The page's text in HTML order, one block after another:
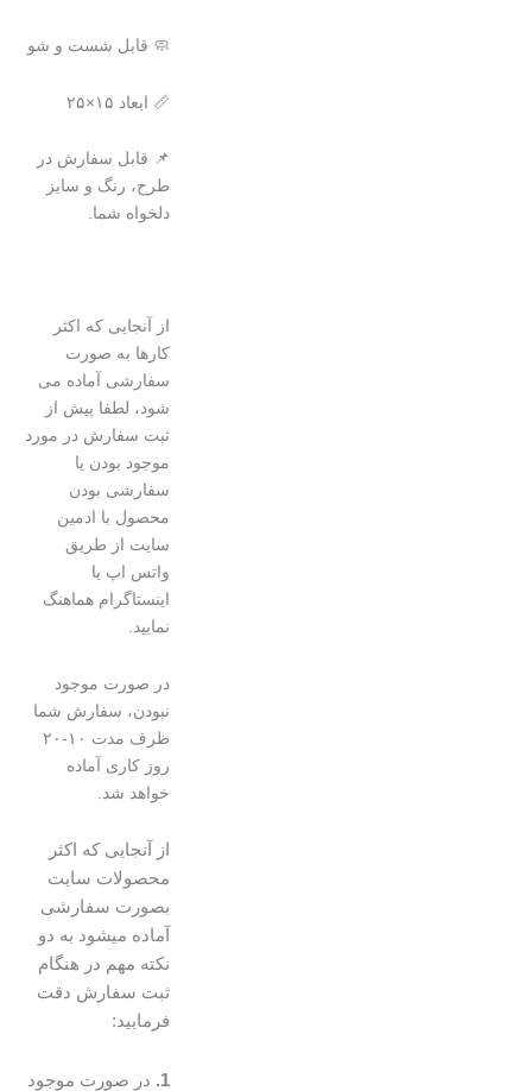
🧼 قابل شست و شو
📏 ابعاد ۱۵×۲۵
📌 قابل سفارش در
طرح، رنگ و سایز
دلخواه شما.
از آنجایی که اکثر
کارها به صورت
سفارشی آماده می
شود، لطفا پیش از
ثبت سفارش در مورد
موجود بودن یا
سفارشی بودن
محصول با ادمین
سایت از طریق
واتس اپ یا
اینستاگرام هماهنگ
نمایید.
در صورت موجود
نبودن، سفارش شما
ظرف مدت ۱۰-۲۰
روز کاری آماده
خواهد شد.
از آنجایی که اکثر
محصولات سایت
بصورت سفارشی
آماده میشود به دو
نکته مهم در هنگام
ثبت سفارش دقت
فرمایید:
در صورت موجود